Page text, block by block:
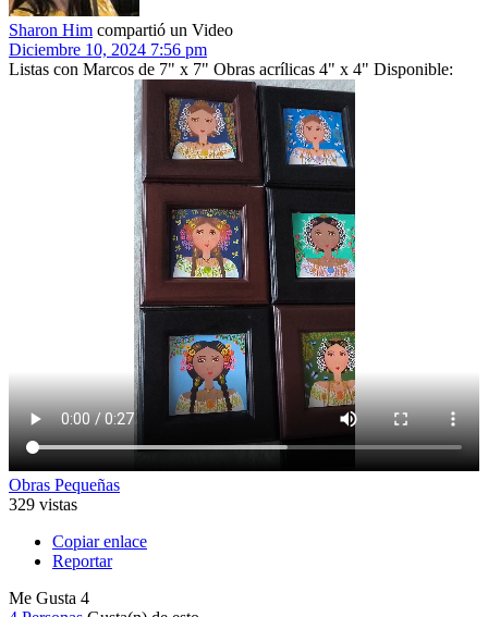
Sharon Him compartió un Video
Diciembre 10, 2024 7:56 pm
Listas con Marcos de 7" x 7" Obras acrílicas 4" x 4" Disponible:
Obras Pequeñas
329 vistas
Copiar enlace
Reportar
Me Gusta 4